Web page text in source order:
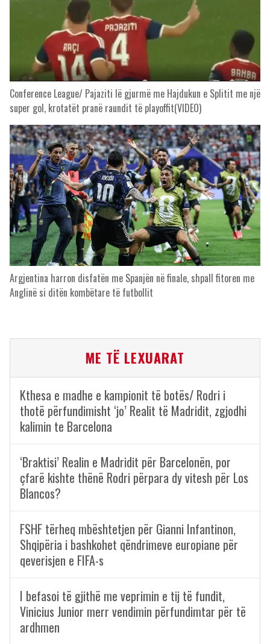
Conference League/ Pajaziti lë gjurmë me Hajdukun e Splitit me një
super gol, krotatët pranë raundit të playoffit(VIDEO)
Argjentina harron disfatën me Spanjën në finale, shpall fitoren me
Anglinë si ditën kombëtare të futbollit
ME TË LEXUARAT
Kthesa e madhe e kampionit të botës/ Rodri i
thotë përfundimisht ‘jo’ Realit të Madridit, zgjodhi
kalimin te Barcelona
‘Braktisi’ Realin e Madridit për Barcelonën, por
çfarë kishte thënë Rodri përpara dy vitesh për Los
Blancos?
FSHF tërheq mbështetjen për Gianni Infantinon,
Shqipëria i bashkohet qëndrimeve europiane për
qeverisjen e FIFA-s
I befasoi të gjithë me veprimin e tij të fundit,
Vinicius Junior merr vendimin përfundimtar për të
ardhmen